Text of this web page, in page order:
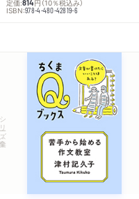
定価:814円 （10％税込み）
ISBN:978-4-480-42819-6
シリーズ・全集